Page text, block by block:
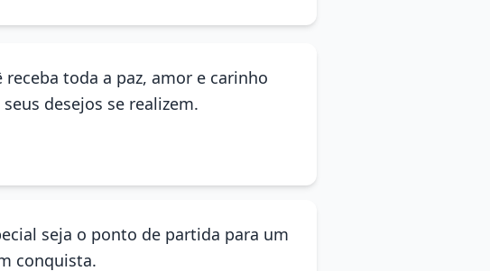
toda a paz, amor e carinho
desejos se realizem.
seja o ponto de partida para um
conquista.